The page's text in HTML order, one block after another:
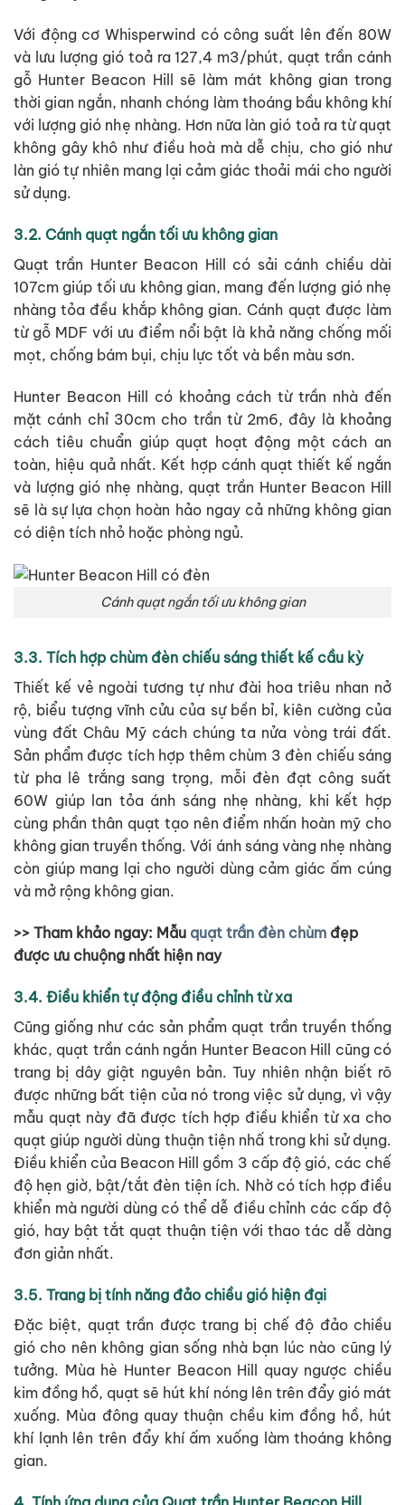
Với động cơ Whisperwind có công suất lên đến 80W
và lưu lượng gió toả ra 127,4 m3/phút, quạt trần cánh
gỗ Hunter Beacon Hill sẽ làm mát không gian trong
thời gian ngắn, nhanh chóng làm thoáng bầu không khí
với lượng gió nhẹ nhàng. Hơn nữa làn gió toả ra từ quạt
không gây khô như điều hoà mà dễ chịu, cho gió như
làn gió tự nhiên mang lại cảm giác thoải mái cho người
sử dụng.
3.2. Cánh quạt ngắn tối ưu không gian
Quạt trần Hunter Beacon Hill có sải cánh chiều dài
107cm giúp tối ưu không gian, mang đến lượng gió nhẹ
nhàng tỏa đều khắp không gian. Cánh quạt được làm
từ gỗ MDF với ưu điểm nổi bật là khả năng chống mối
mọt, chống bám bụi, chịu lực tốt và bền màu sơn.
Hunter Beacon Hill có khoảng cách từ trần nhà đến
mặt cánh chỉ 30cm cho trần từ 2m6, đây là khoảng
cách tiêu chuẩn giúp quạt hoạt động một cách an
toàn, hiệu quả nhất. Kết hợp cánh quạt thiết kế ngắn
và lượng gió nhẹ nhàng, quạt trần Hunter Beacon Hill
sẽ là sự lựa chọn hoàn hảo ngay cả những không gian
có diện tích nhỏ hoặc phòng ngủ.
Cánh quạt ngắn tối ưu không gian
3.3. Tích hợp chùm đèn chiếu sáng thiết kế cầu kỳ
Thiết kế vẻ ngoài tương tự như đài hoa triêu nhan nở
rộ, biểu tượng vĩnh cửu của sự bền bỉ, kiên cường của
vùng đất Châu Mỹ cách chúng ta nửa vòng trái đất.
Sản phẩm được tích hợp thêm chùm 3 đèn chiếu sáng
từ pha lê trắng sang trọng, mỗi đèn đạt công suất
60W giúp lan tỏa ánh sáng nhẹ nhàng, khi kết hợp
cùng phần thân quạt tạo nên điểm nhấn hoàn mỹ cho
không gian truyền thống. Với ánh sáng vàng nhẹ nhàng
còn giúp mang lại cho người dùng cảm giác ấm cúng
và mở rộng không gian.
>> Tham khảo ngay: Mẫu quạt trần đèn chùm đẹp
được ưu chuộng nhất hiện nay
3.4. Điều khiển tự động điều chỉnh từ xa
Cũng giống như các sản phẩm quạt trần truyền thống
khác, quạt trần cánh ngắn Hunter Beacon Hill cũng có
trang bị dây giật nguyên bản. Tuy nhiên nhận biết rõ
được những bất tiện của nó trong việc sử dụng, vì vậy
mẫu quạt này đã được tích hợp điều khiển từ xa cho
quạt giúp người dùng thuận tiện nhấ trong khi sử dụng.
Điều khiển của Beacon Hill gồm 3 cấp độ gió, các chế
độ hẹn giờ, bật/tắt đèn tiện ích. Nhờ có tích hợp điều
khiển mà người dùng có thể dễ điều chỉnh các cấp độ
gió, hay bật tắt quạt thuận tiện với thao tác dễ dàng
đơn giản nhất.
3.5. Trang bị tính năng đảo chiều gió hiện đại
Đặc biệt, quạt trần được trang bị chế độ đảo chiều
gió cho nên không gian sống nhà bạn lúc nào cũng lý
tưởng. Mùa hè Hunter Beacon Hill quay ngược chiều
kim đồng hồ, quạt sẽ hút khí nóng lên trên đẩy gió mát
xuống. Mùa đông quay thuận chều kim đồng hồ, hút
khí lạnh lên trên đẩy khí ấm xuống làm thoáng không
gian.